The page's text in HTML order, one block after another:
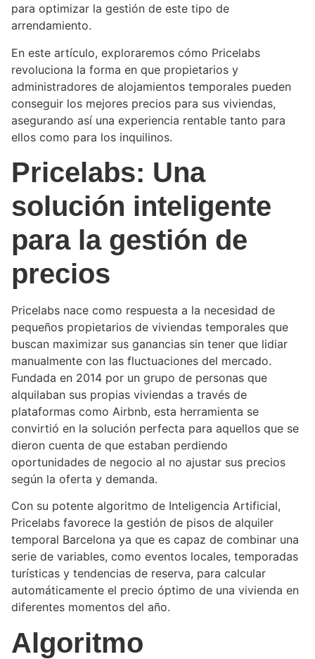
para optimizar la gestión de este tipo de
arrendamiento.
En este artículo, exploraremos cómo Pricelabs
revoluciona la forma en que propietarios y
administradores de alojamientos temporales pueden
conseguir los mejores precios para sus viviendas,
asegurando así una experiencia rentable tanto para
ellos como para los inquilinos.
Pricelabs: Una
solución inteligente
para la gestión de
precios
Pricelabs nace como respuesta a la necesidad de
pequeños propietarios de viviendas temporales que
buscan maximizar sus ganancias sin tener que lidiar
manualmente con las fluctuaciones del mercado.
Fundada en 2014 por un grupo de personas que
alquilaban sus propias viviendas a través de
plataformas como Airbnb, esta herramienta se
convirtió en la solución perfecta para aquellos que se
dieron cuenta de que estaban perdiendo
oportunidades de negocio al no ajustar sus precios
según la oferta y demanda.
Con su potente algoritmo de Inteligencia Artificial,
Pricelabs favorece la gestión de pisos de alquiler
temporal Barcelona ya que es capaz de combinar una
serie de variables, como eventos locales, temporadas
turísticas y tendencias de reserva, para calcular
automáticamente el precio óptimo de una vivienda en
diferentes momentos del año.
Algoritmo